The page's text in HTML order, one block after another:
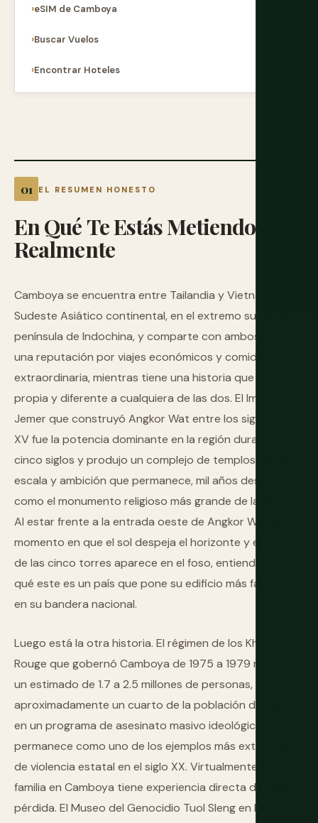
EL RESUMEN HONESTO
EnQuéTeEstásMetiendo
Realmente
Camboya se encuentra entre Tailandia y Vietnam en el
Sudeste Asiático continental, en el extremo sur de la
península de Indochina, y comparte con ambos vecinos
una reputación por viajes económicos y comida
extraordinaria, mientras tiene una historia que es
propia y diferente a cualquiera de las dos. El Imperio
Jemer que construyó Angkor Wat entre los siglos IX y
XV fue la potencia dominante en la región durante
cinco siglos y produjo un complejo de templos de tal
escala y ambición que permanece, mil años después,
como el monumento religioso más grande de la tierra.
Al estar frente a la entrada oeste de Angkor Wat en el
momento en que el sol despeja el horizonte y el reflejo
de las cinco torres aparece en el foso, entiendes por
qué este es un país que pone su edificio más famoso
en su bandera nacional.
Luego está la otra historia. El régimen de los Khmer
Rouge que gobernó Camboya de 1975 a 1979 mató a
un estimado de 1.7 a 2.5 millones de personas,
aproximadamente un cuarto de la población del país,
en un programa de asesinato masivo ideológico que
permanece como uno de los ejemplos más extremos
de violencia estatal en el siglo XX. Virtualmente cada
familia en Camboya tiene experiencia directa de esta
pérdida. El Museo del Genocidio Tuol Sleng en Phnom
eSIM de Camboya
Buscar Vuelos
Encontrar Hoteles